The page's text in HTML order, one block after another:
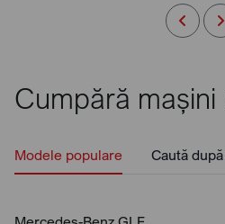
Cumpără mașini
Modele populare Caută